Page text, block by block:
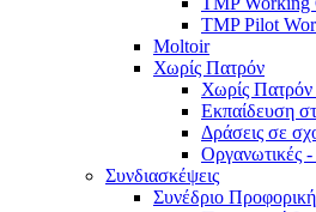
TMP Pilot
Moltoir
Χωρίς Πατρόν
Χωρίς Πατρόν
Εκπαίδευση
Δράσεις σε
Οργανωτικές -
Συνδιασκέψεις
Συνέδριο